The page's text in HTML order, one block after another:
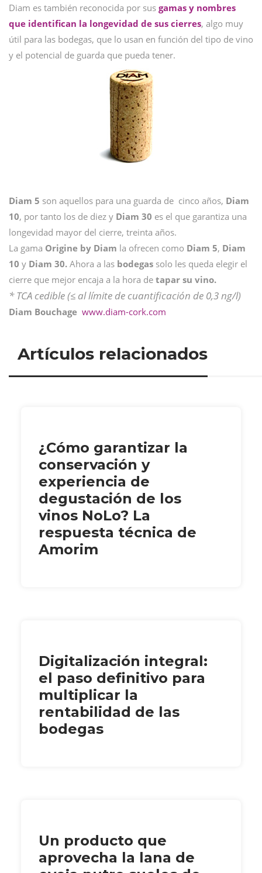
Diam es también reconocida por sus gamas y nombres
que identifican la longevidad de sus cierres, algo muy
útil para las bodegas, que lo usan en función del tipo de vino
y el potencial de guarda que pueda tener.
Diam 5 son aquellos para una guarda de cinco años, Diam
10, por tanto los de diez y Diam 30 es el que garantiza una
longevidad mayor del cierre, treinta años.
La gama Origine by Diam la ofrecen como Diam 5, Diam
10 y Diam 30. Ahora a las bodegas solo les queda elegir el
cierre que mejor encaja a la hora de tapar su vino.
* TCA cedible (≤ al límite de cuantificación de 0,3 ng/l)
Diam Bouchage www.diam-cork.com
Artículos relacionados
¿Cómo garantizar la
conservación y
experiencia de
degustación de los
vinos NoLo? La
respuesta técnica de
Amorim
Digitalización integral:
el paso definitivo para
multiplicar la
rentabilidad de las
bodegas
Un producto que
aprovecha la lana de